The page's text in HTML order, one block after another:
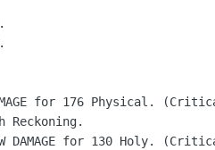
for 176 Physical.
DAMAGE for 130 Holy.